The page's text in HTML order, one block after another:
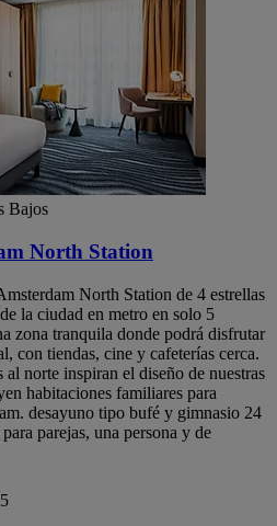
Bajos
North Station
North Station de 4 estrellas
la ciudad en metro en solo 5
zona tranquila donde podrá disfrutar
con tiendas, cine y cafeterías cerca.
al norte inspiran el diseño de nuestras
habitaciones familiares para
desayuno tipo bufé y gimnasio 24
parejas, una persona y de